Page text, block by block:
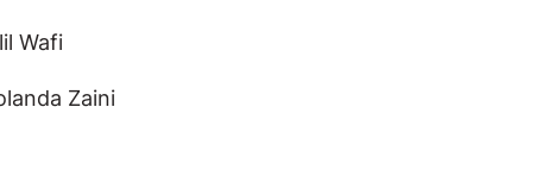
Wafi
Zaini